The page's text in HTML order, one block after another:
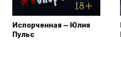
Испорченная — Юлия
Пульс